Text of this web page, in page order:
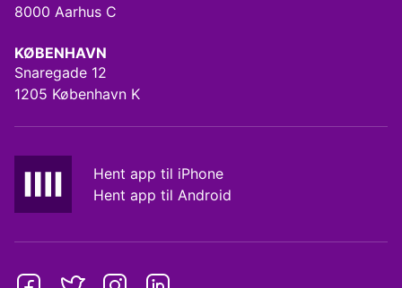
8000 Aarhus C
KØBENHAVN
Snaregade 12
1205 København K
Hent app til iPhone
Hent app til Android